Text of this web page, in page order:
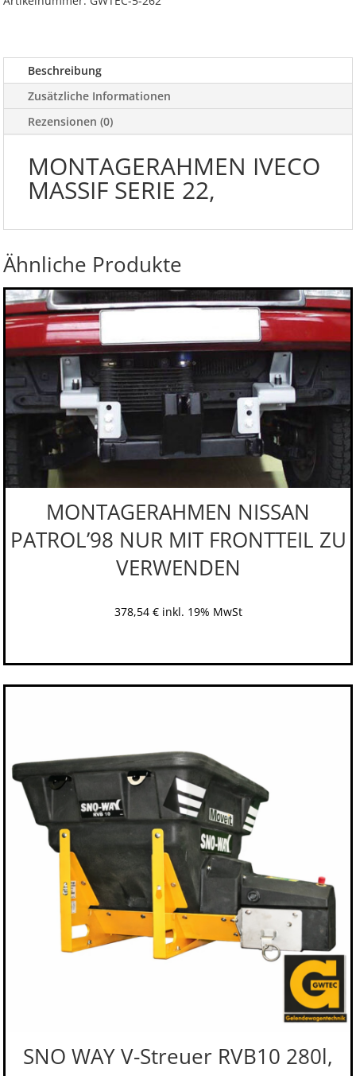
Beschreibung
Zusätzliche Informationen
Rezensionen (0)
MONTAGERAHMEN IVECO
MASSIF SERIE 22,
Ähnliche Produkte
MONTAGERAHMEN NISSAN
PATROL’98 NUR MIT FRONTTEIL ZU
VERWENDEN
378,54 € inkl. 19% MwSt
SNO WAY V-Streuer RVB10 280l,